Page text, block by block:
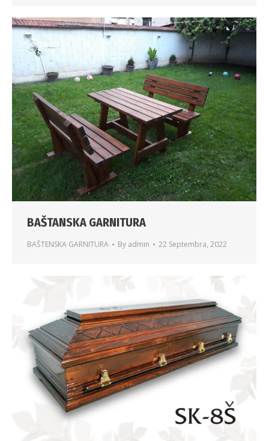
BAŠTANSKA GARNITURA
BAŠTENSKA GARNITURA By admin 22 Septembra, 2022